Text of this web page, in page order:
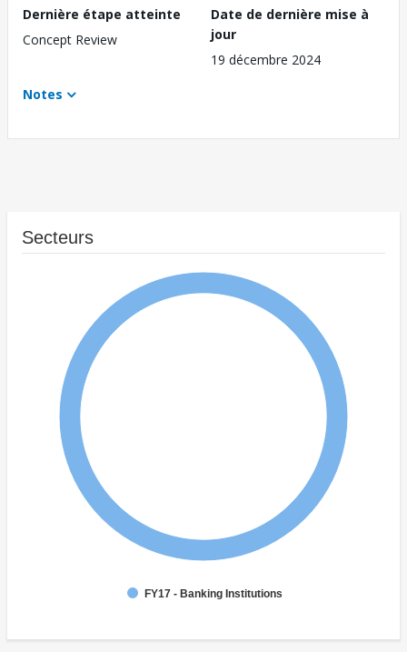
Dernière étape atteinte
Concept Review
Date de dernière mise à
jour
19 décembre 2024
Notes
Secteurs
FY17 - Banking Institutions